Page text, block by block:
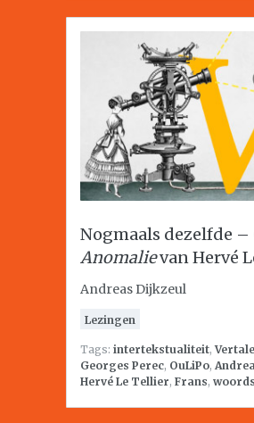
Nogmaals dezelfde –
Anomalievan Hervé
Andreas Dijkzeul
Lezingen
Tags: intertekstualiteit,
Georges Perec, OuLiPo,
Hervé Le Tellier, Frans,